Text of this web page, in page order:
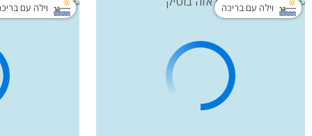
וילה עם בריכה וילה עם